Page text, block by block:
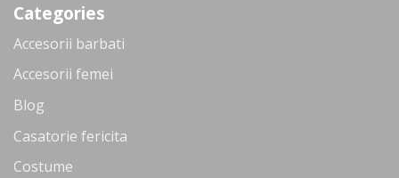
Categories
Accesorii barbati
Accesorii femei
Blog
Casatorie fericita
Costume